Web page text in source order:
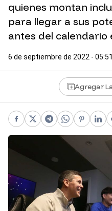
quienes montan
para llegar a sus
antes del calendario
6 de septiembre de 2022 - 05:51
Agregar
Facebook
X Telegram
WhatsApp